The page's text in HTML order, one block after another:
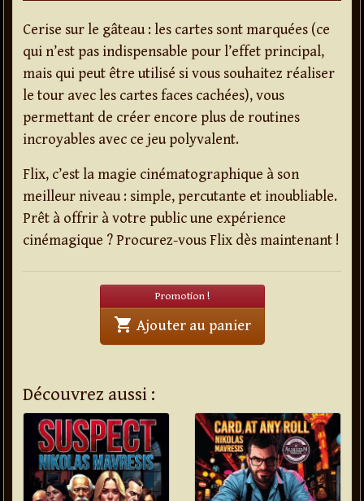
Cerise sur le gâteau : les cartes sont marquées (ce
qui n’est pas indispensable pour l’effet principal,
mais qui peut être utilisé si vous souhaitez réaliser
le tour avec les cartes faces cachées), vous
permettant de créer encore plus de routines
incroyables avec ce jeu polyvalent.
Flix, c’est la magie cinématographique à son
meilleur niveau : simple, percutante et inoubliable.
Prêt à offrir à votre public une expérience
cinémagique ? Procurez-vous Flix dès maintenant !
Promotion !
shopping_cart Ajouter au panier' . Flix . '
Découvrez aussi :